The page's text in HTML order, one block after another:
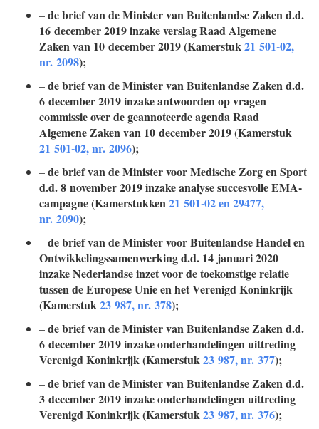
–de brief van de Minister van Buitenlandse Zaken d.d.
16 december 2019 inzake verslag Raad Algemene
Zaken van 10 december 2019 (Kamerstuk21 501-02,
nr. 2098);
–de brief van de Minister van Buitenlandse Zaken d.d.
6 december 2019 inzake antwoorden op vragen
commissie over de geannoteerde agenda Raad
Algemene Zaken van 10 december 2019 (Kamerstuk
21 501-02, nr. 2096);
–de brief van de Minister voor Medische Zorg en Sport
d.d. 8 november 2019 inzake analyse succesvolle EMA-
campagne (Kamerstukken21 501-02 en 29477,
nr. 2090);
–de brief van de Minister voor Buitenlandse Handel en
Ontwikkelingssamenwerking d.d. 14 januari 2020
inzake Nederlandse inzet voor de toekomstige relatie
tussen de Europese Unie en het Verenigd Koninkrijk
(Kamerstuk23 987, nr. 378);
–de brief van de Minister van Buitenlandse Zaken d.d.
6 december 2019 inzake onderhandelingen uittreding
Verenigd Koninkrijk (Kamerstuk23 987, nr. 377);
–de brief van de Minister van Buitenlandse Zaken d.d.
3 december 2019 inzake onderhandelingen uittreding
Verenigd Koninkrijk (Kamerstuk23 987, nr. 376);